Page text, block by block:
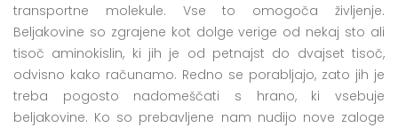
transportne molekule. Vse to omogoča življenje.
Beljakovine so zgrajene kot dolge verige od nekaj sto ali
tisoč aminokislin, ki jih je od petnajst do dvajset tisoč,
odvisno kako računamo. Redno se porabljajo, zato jih je
treba pogosto nadomeščati s hrano, ki vsebuje
beljakovine. Ko so prebavljene nam nudijo nove zaloge